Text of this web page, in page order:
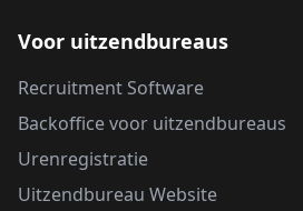
Voor uitzendbureaus
Recruitment Software
Backoffice voor uitzendbureaus
Urenregistratie
Uitzendbureau Website